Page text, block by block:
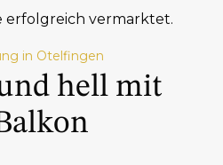
erfolgreich vermarktet.
in Otelfingen
hell mit